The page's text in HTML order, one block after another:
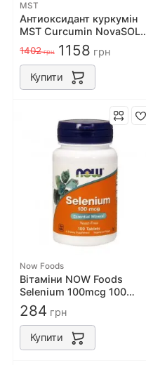
MST
Антиоксидант куркумін
MST Curcumin NovaSOL®
60 liquid caps
1402грн 1158 грн
Купити
Now Foods
Вітаміни NOW Foods
Selenium 100mcg 100
caps
284 грн
Купити